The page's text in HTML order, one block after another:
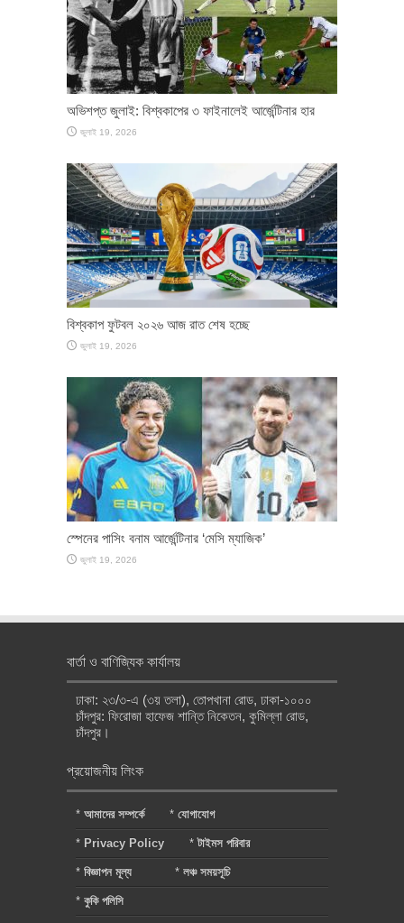
অভিশপ্ত জুলাই: বিশ্বকাপের ৩ ফাইনালেই আর্জেন্টিনার হার
জুলাই 19, 2026
বিশ্বকাপ ফুটবল ২০২৬ আজ রাত শেষ হচ্ছে
জুলাই 19, 2026
স্পেনের পাসিং বনাম আর্জেন্টিনার ‘মেসি ম্যাজিক’
জুলাই 19, 2026
বার্তা ও বাণিজ্যিক কার্যালয়
ঢাকা: ২৩/৩-এ (৩য় তলা), তোপখানা রোড, ঢাকা-১০০০
চাঁদপুর: ফিরোজা হাফেজ শান্তি নিকেতন, কুমিল্লা রোড,
চাঁদপুর।
প্রয়োজনীয় লিংক
* আমাদের সম্পর্কে * যোগাযোগ
* Privacy Policy *টাইমস পরিবার
* বিজ্ঞাপন মূল্য * লঞ্চ সময়সূচি
* কুকি পলিসি